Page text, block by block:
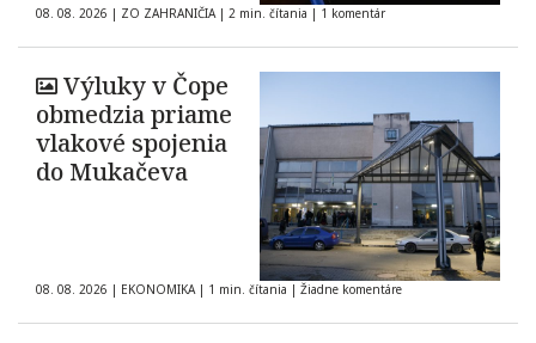
08. 08. 2026 | ZO ZAHRANIČIA | 2 min. čítania | 1 komentár
Výluky v Čope
obmedzia priame
vlakové spojenia
do Mukačeva
08. 08. 2026 | EKONOMIKA | 1 min. čítania | Žiadne komentáre